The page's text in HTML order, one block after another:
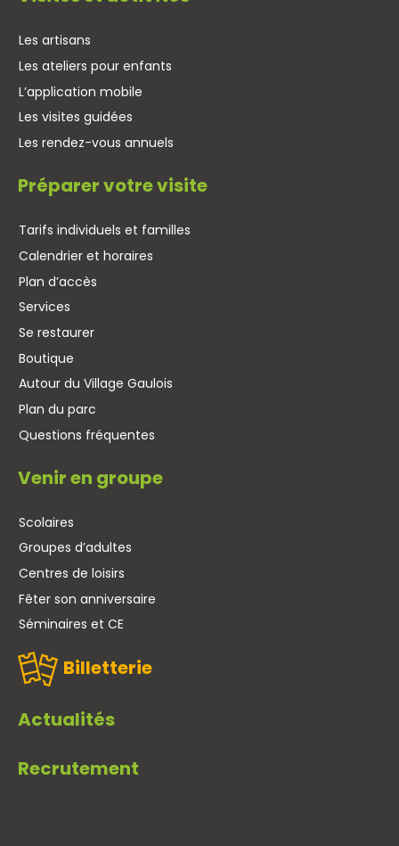
Les artisans
Les ateliers pour enfants
L’application mobile
Les visites guidées
Les rendez-vous annuels
Préparer votre visite
Tarifs individuels et familles
Calendrier et horaires
Plan d’accès
Services
Se restaurer
Boutique
Autour du Village Gaulois
Plan du parc
Questions fréquentes
Venir en groupe
Scolaires
Groupes d’adultes
Centres de loisirs
Fêter son anniversaire
Séminaires et CE
Billetterie
Actualités
Recrutement